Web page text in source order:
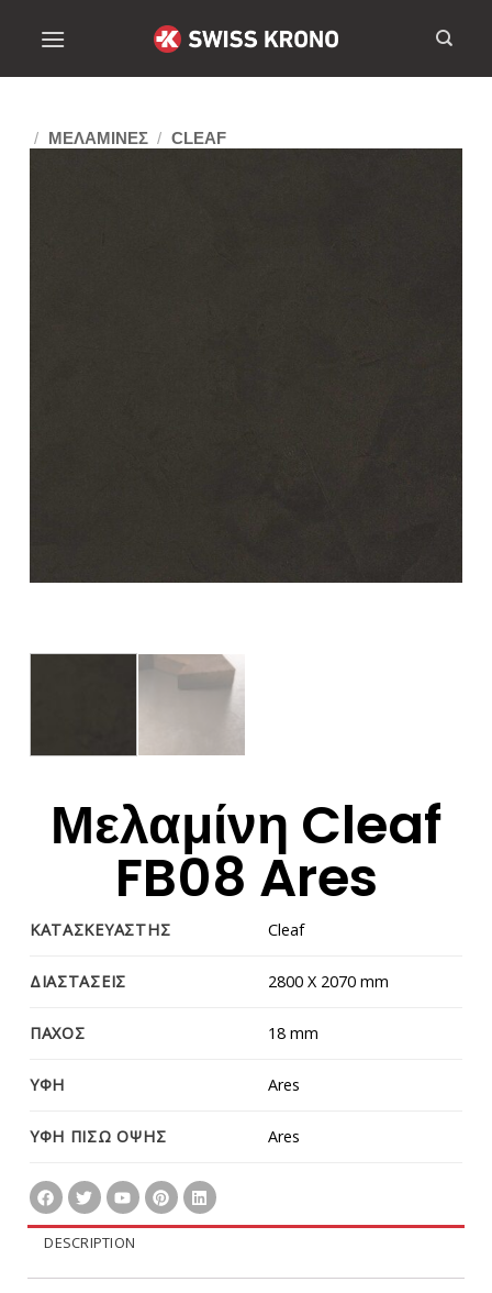
/ ΜΕΛΑΜΙΝΕΣ / CLEAF
Μελαμίνη Cleaf
FB08 Ares
ΚΑΤΑΣΚΕΥΑΣΤΗΣ Cleaf
ΔΙΑΣΤΑΣΕΙΣ 2800 Χ 2070 mm
ΠΑΧΟΣ 18 mm
ΥΦΗ Ares
ΥΦΗ ΠΙΣΩ ΟΨΗΣ Ares
DESCRIPTION